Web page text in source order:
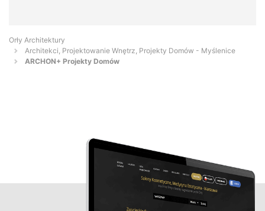
Orły Architektury
Architekci, Projektowanie Wnętrz, Projekty Domów - Myślenice
ARCHON+ Projekty Domów